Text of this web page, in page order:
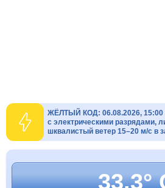
ЖЁЛТЫЙ КОД: 06.08.2026, 15:00
с электрическими разрядами,
шквалистый ветер 15–20 м/с в
33.3°